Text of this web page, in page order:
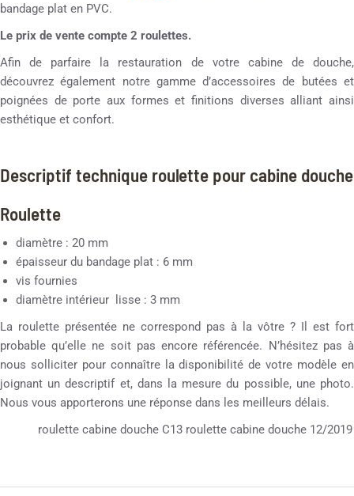
bandage plat en PVC.
Le prix de vente compte 2 roulettes.
Afin de parfaire la restauration de votre cabine de douche,
découvrez également notre gamme d’accessoires de butées et
poignées de porte aux formes et finitions diverses alliant ainsi
esthétique et confort.
Descriptif technique roulette pour cabine douche
Roulette
diamètre : 20 mm
épaisseur du bandage plat : 6 mm
vis fournies
diamètre intérieur lisse : 3 mm
La roulette présentée ne correspond pas à la vôtre ? Il est fort
probable qu’elle ne soit pas encore référencée. N’hésitez pas à
nous solliciter pour connaître la disponibilité de votre modèle en
joignant un descriptif et, dans la mesure du possible, une photo.
Nous vous apporterons une réponse dans les meilleurs délais.
roulette cabine douche C13 roulette cabine douche 12/2019